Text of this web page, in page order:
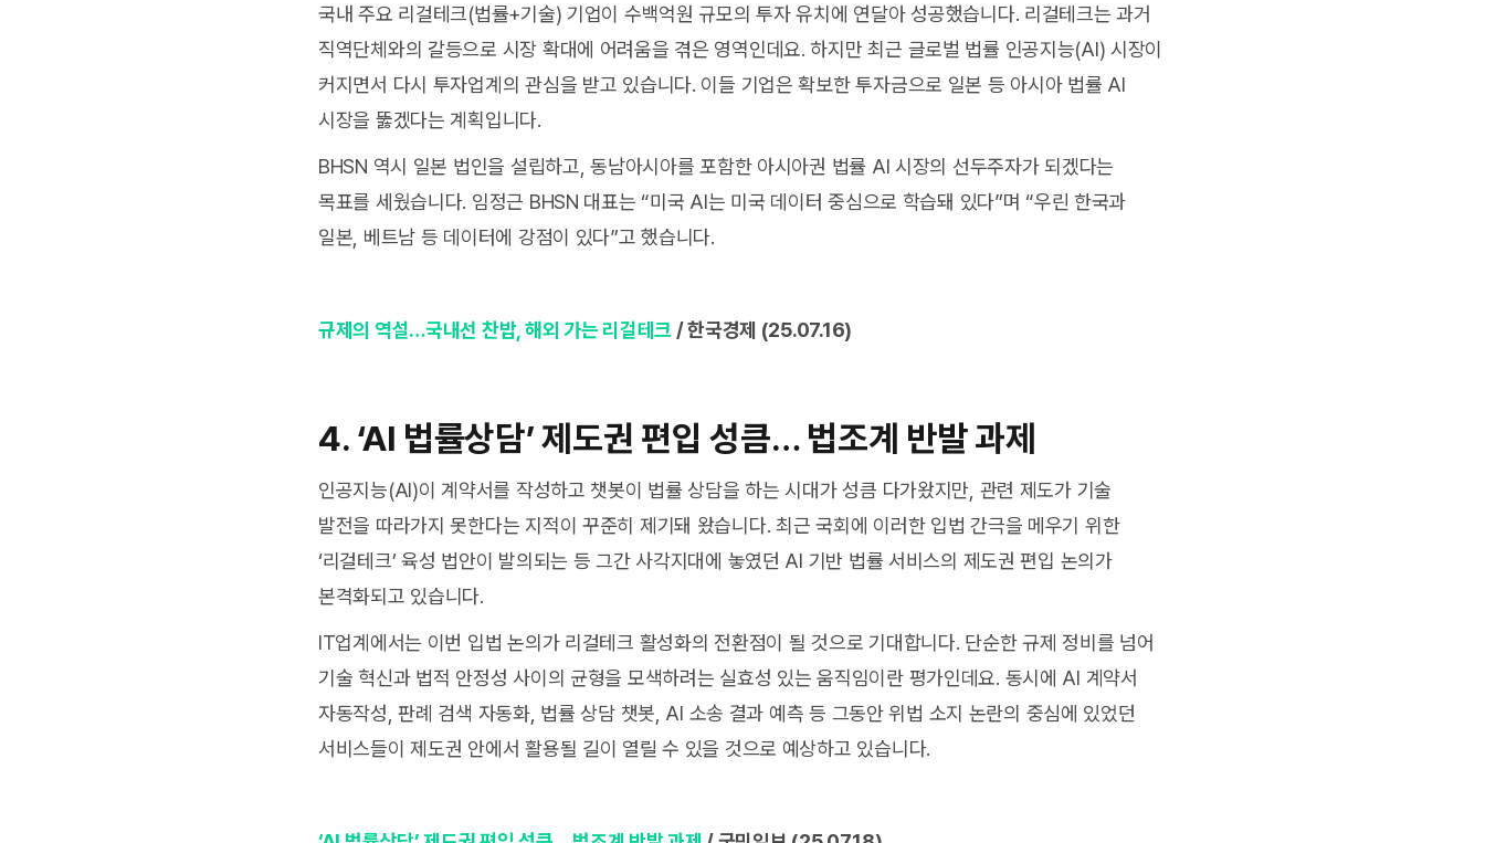
국내 주요 리걸테크(법률+기술) 기업이 수백억원 규모의 투자 유치에 연달아 성공했습니다. 리걸테크는 과거
직역단체와의 갈등으로 시장 확대에 어려움을 겪은 영역인데요. 하지만 최근 글로벌 법률 인공지능(AI) 시장이
커지면서 다시 투자업계의 관심을 받고 있습니다. 이들 기업은 확보한 투자금으로 일본 등 아시아 법률 AI
시장을 뚫겠다는 계획입니다.
BHSN 역시 일본 법인을 설립하고, 동남아시아를 포함한 아시아권 법률 AI 시장의 선두주자가 되겠다는
목표를 세웠습니다. 임정근 BHSN 대표는 “미국 AI는 미국 데이터 중심으로 학습돼 있다”며 “우린 한국과
일본, 베트남 등 데이터에 강점이 있다”고 했습니다.
규제의 역설…국내선 찬밥, 해외 가는 리걸테크 / 한국경제 (25.07.16)
4. ‘AI 법률상담’ 제도권 편입 성큼… 법조계 반발 과제
인공지능(AI)이 계약서를 작성하고 챗봇이 법률 상담을 하는 시대가 성큼 다가왔지만, 관련 제도가 기술
발전을 따라가지 못한다는 지적이 꾸준히 제기돼 왔습니다. 최근 국회에 이러한 입법 간극을 메우기 위한
‘리걸테크’ 육성 법안이 발의되는 등 그간 사각지대에 놓였던 AI 기반 법률 서비스의 제도권 편입 논의가
본격화되고 있습니다.
IT업계에서는 이번 입법 논의가 리걸테크 활성화의 전환점이 될 것으로 기대합니다. 단순한 규제 정비를 넘어
기술 혁신과 법적 안정성 사이의 균형을 모색하려는 실효성 있는 움직임이란 평가인데요. 동시에 AI 계약서
자동작성, 판례 검색 자동화, 법률 상담 챗봇, AI 소송 결과 예측 등 그동안 위법 소지 논란의 중심에 있었던
서비스들이 제도권 안에서 활용될 길이 열릴 수 있을 것으로 예상하고 있습니다.